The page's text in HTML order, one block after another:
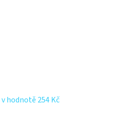
v hodnotě 254 Kč